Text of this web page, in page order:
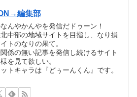
編集部
んやかんやを発信だドゥーン！
中部の地域サイトを目指し、なり損
トのなりの果て。
係の無い記事を発信し続けるサイト
を見て欲しい。
トキャラは『どぅーんくん』です。